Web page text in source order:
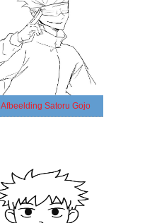
Afbeelding Satoru Gojo